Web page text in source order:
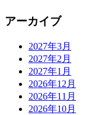
アーカイブ
2027年3月
2027年2月
2027年1月
2026年12月
2026年11月
2026年10月